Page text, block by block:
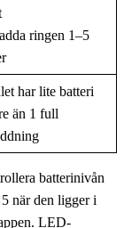
ringen 1–5
har lite batteri
än 1 full
batterinivån
när den ligger i
LED-